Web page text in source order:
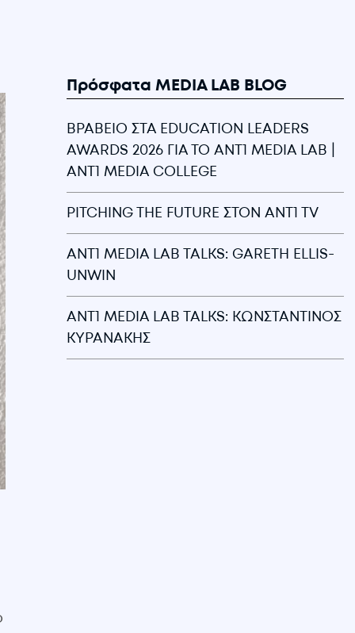
Πρόσφατα MEDIA LAB BLOG
ΒΡΑΒΕΙΟ ΣΤΑ EDUCATION LEADERS
AWARDS 2026 ΓΙΑ ΤΟ ANT1 MEDIA LAB |
ANT1 MEDIA COLLEGE
PITCHING THE FUTURE ΣΤΟΝ ANT1 TV
ANT1 MEDIA LAB TALKS: GARETH ELLIS-
UNWIN
ANT1 MEDIA LAB TALKS: ΚΩΝΣΤΑΝΤΙΝΟΣ
ΚΥΡΑΝΑΚΗΣ